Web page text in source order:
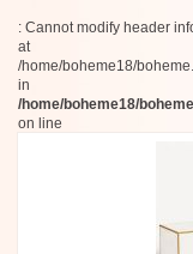
: Cannot modify header
at
/home/boheme18/
in
/home/boheme18/
on line